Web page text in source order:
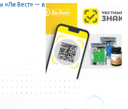
«Ли Вест» — в